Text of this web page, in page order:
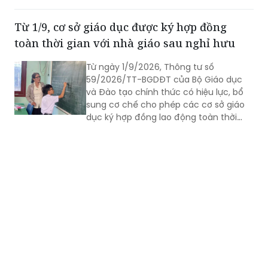
Từ 1/9, cơ sở giáo dục được ký hợp đồng
toàn thời gian với nhà giáo sau nghỉ hưu
Từ ngày 1/9/2026, Thông tư số
59/2026/TT-BGDĐT của Bộ Giáo dục
và Đào tạo chính thức có hiệu lực, bổ
sung cơ chế cho phép các cơ sở giáo
dục ký hợp đồng lao động toàn thời